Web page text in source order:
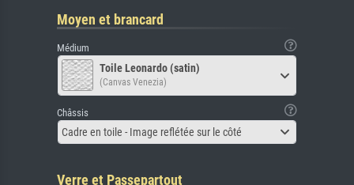
Moyen et brancard
Médium
Toile Leonardo (satin)
(Canvas Venezia)
Châssis
Cadre en toile - Image reflétée sur le côté
Verre et Passepartout